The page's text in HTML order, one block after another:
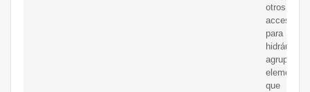
otros.Los
accesorios
para
hidráulica
agrupan
elementos
que